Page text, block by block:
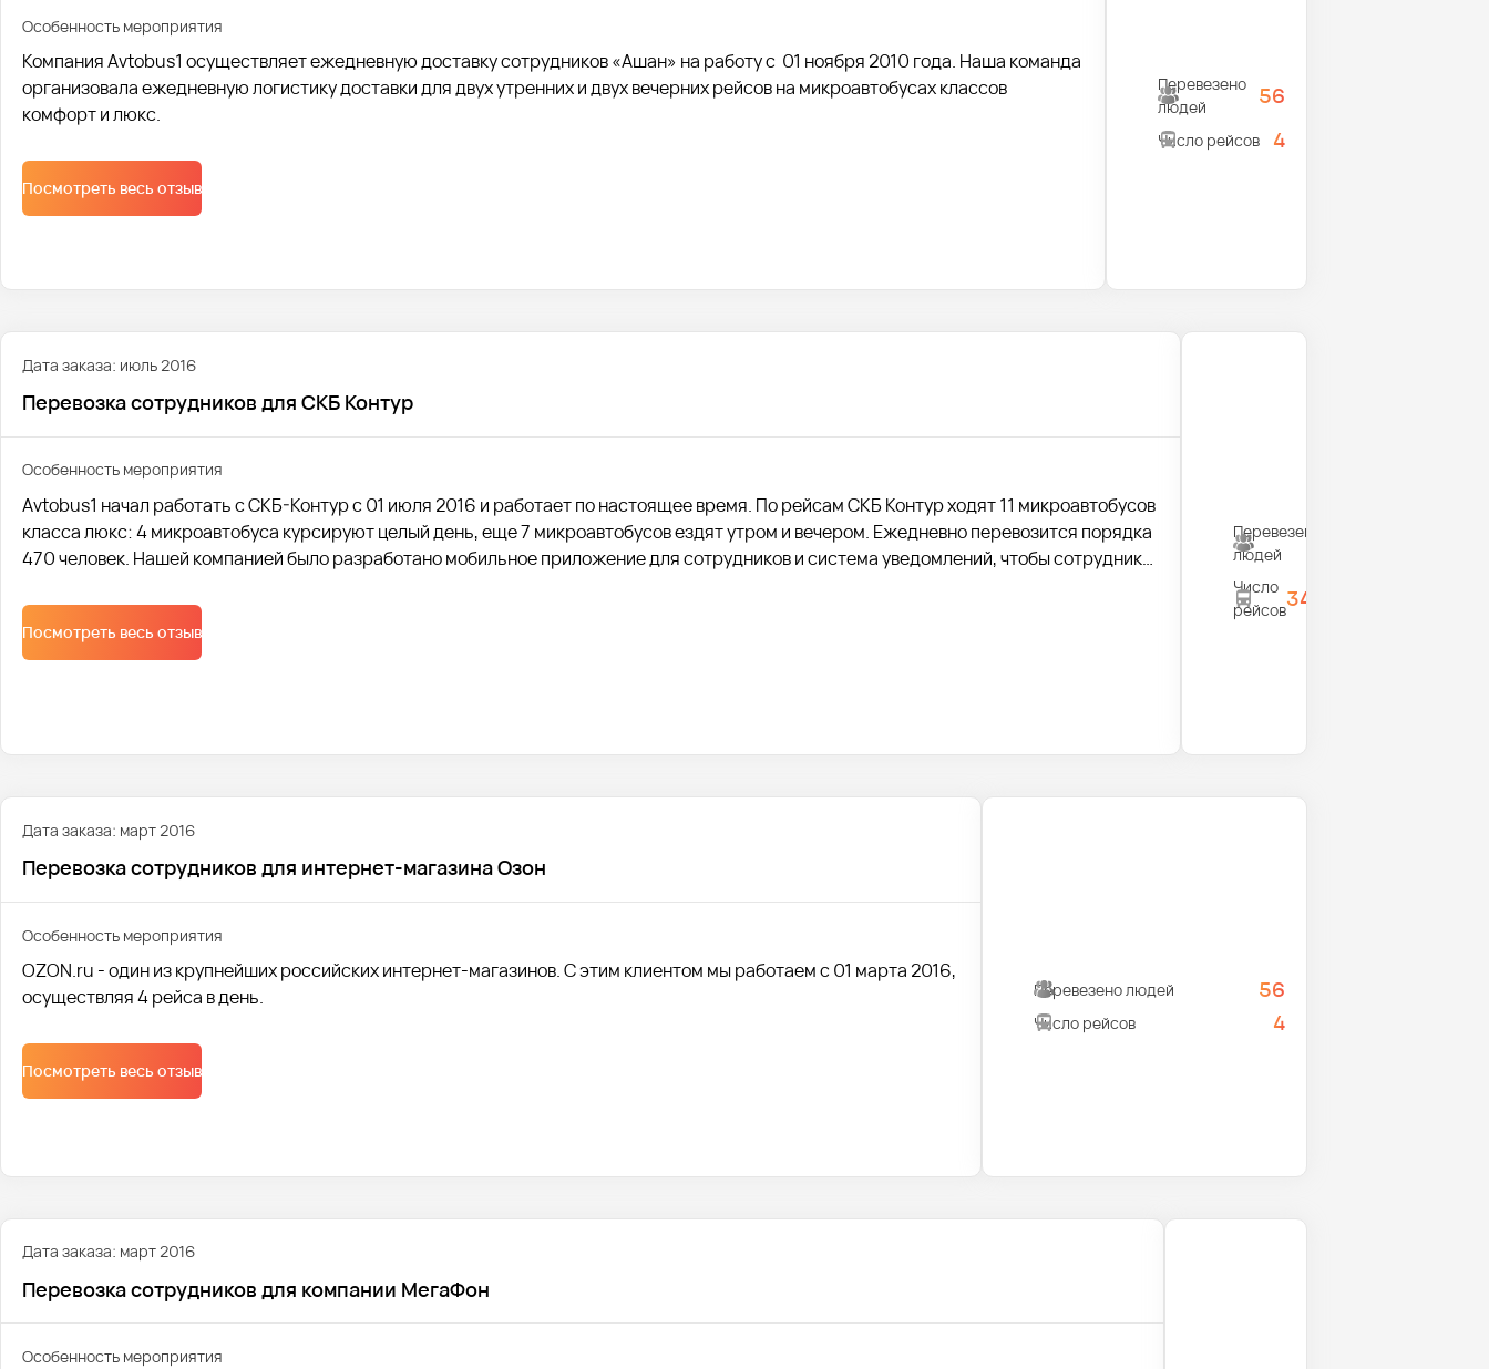
Особенность мероприятия
Компания Avtobus1 осуществляет ежедневную доставку сотрудников «Ашан» на работу с 01 ноября 2010 года. Наша команда
организовала ежедневную логистику доставки для двух утренних и двух вечерних рейсов на микроавтобусах классов
комфорт и люкс.
Посмотреть весь отзыв
Перевезено
людей
56
Число рейсов 4
Дата заказа: июль 2016
Перевозка сотрудников для СКБ Контур
Особенность мероприятия
Avtobus1 начал работать с СКБ-Контур с 01 июля 2016 и работает по настоящее время. По рейсам СКБ Контур ходят 11 микроавтобусов
класса люкс: 4 микроавтобуса курсируют целый день, еще 7 микроавтобусов ездят утром и вечером. Ежедневно перевозится порядка
470 человек. Нашей компанией было разработано мобильное приложение для сотрудников и система уведомлений, чтобы сотрудники
Посмотреть весь отзыв
Перевезено
людей
Число
рейсов34
Дата заказа: март 2016
Перевозка сотрудников для интернет-магазина Озон
Особенность мероприятия
OZON.ru - один из крупнейших российских интернет-магазинов. С этим клиентом мы работаем с 01 марта 2016,
осуществляя 4 рейса в день.
Посмотреть весь отзыв
Перевезено людей 56
Число рейсов 4
Дата заказа: март 2016
Перевозка сотрудников для компании МегаФон
Особенность мероприятия